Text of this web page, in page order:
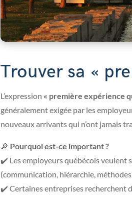
Trouver sa «
L’expression « première expérience
généralement exigée par les
nouveaux arrivants qui n’ont jamais
🔎 Pourquoi est-ce important ?
✔️ Les employeurs québécois veulent
(communication, hiérarchie,
✔️ Certaines entreprises recherchent